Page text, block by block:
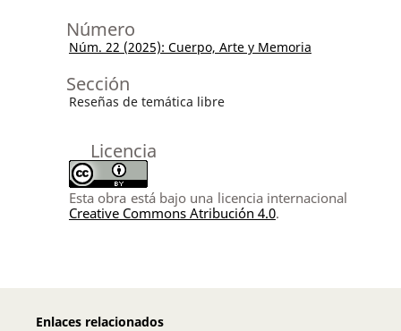
Número
Núm. 22 (2025): Cuerpo, Arte y Memoria
Sección
Reseñas de temática libre
Licencia
Esta obra está bajo una licencia internacional
Creative Commons Atribución 4.0.
Enlaces relacionados